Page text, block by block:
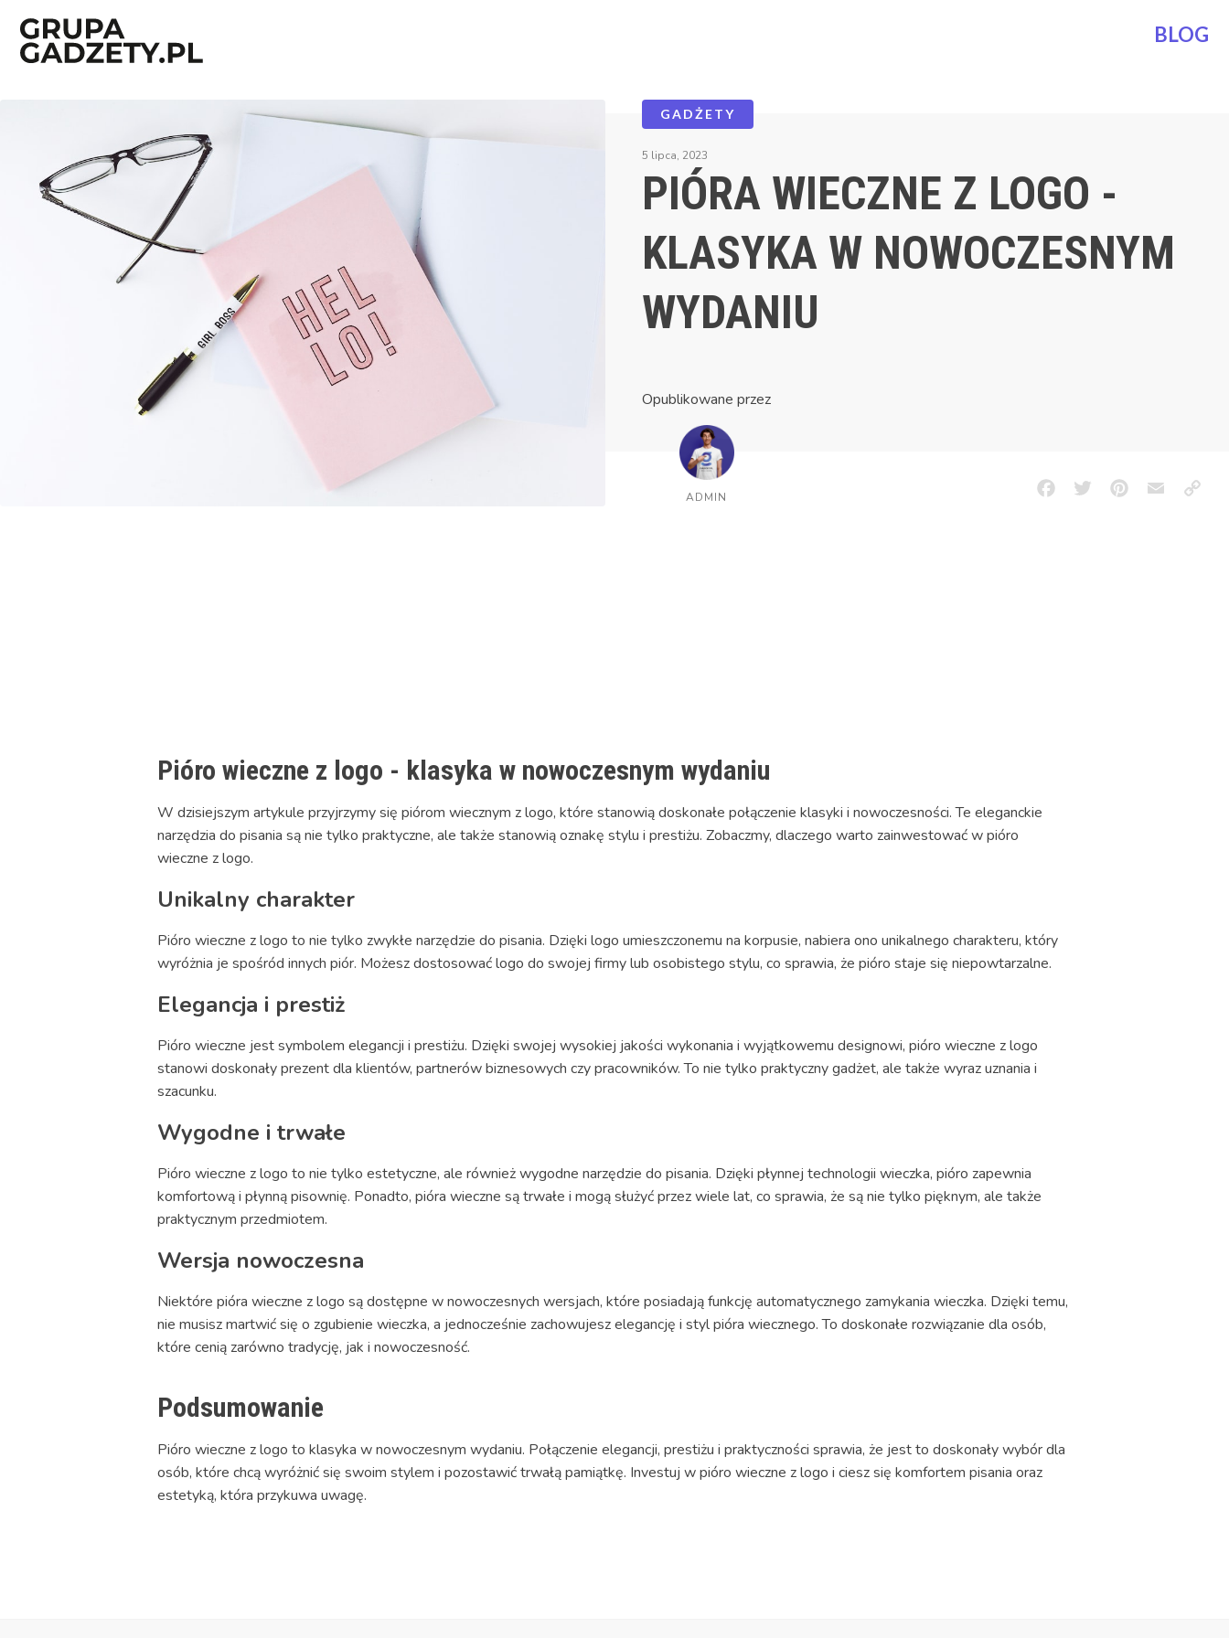
BLOG
GADŻETY
5 lipca, 2023
PIÓRA WIECZNE Z LOGO -
KLASYKA W NOWOCZESNYM
WYDANIU
Opublikowane przez
ADMIN FacebookTwitterPinterestEmailCopy
Pióro wieczne z logo - klasyka w nowoczesnym wydaniu
W dzisiejszym artykule przyjrzymy się piórom wiecznym z logo, które stanowią doskonałe połączenie klasyki i nowoczesności. Te eleganckie
narzędzia do pisania są nie tylko praktyczne, ale także stanowią oznakę stylu i prestiżu. Zobaczmy, dlaczego warto zainwestować w pióro
wieczne z logo.
Unikalny charakter
Pióro wieczne z logo to nie tylko zwykłe narzędzie do pisania. Dzięki logo umieszczonemu na korpusie, nabiera ono unikalnego charakteru, który
wyróżnia je spośród innych piór. Możesz dostosować logo do swojej firmy lub osobistego stylu, co sprawia, że pióro staje się niepowtarzalne.
Elegancja i prestiż
Pióro wieczne jest symbolem elegancji i prestiżu. Dzięki swojej wysokiej jakości wykonania i wyjątkowemu designowi, pióro wieczne z logo
stanowi doskonały prezent dla klientów, partnerów biznesowych czy pracowników. To nie tylko praktyczny gadżet, ale także wyraz uznania i
szacunku.
Wygodne i trwałe
Pióro wieczne z logo to nie tylko estetyczne, ale również wygodne narzędzie do pisania. Dzięki płynnej technologii wieczka, pióro zapewnia
komfortową i płynną pisownię. Ponadto, pióra wieczne są trwałe i mogą służyć przez wiele lat, co sprawia, że są nie tylko pięknym, ale także
praktycznym przedmiotem.
Wersja nowoczesna
Niektóre pióra wieczne z logo są dostępne w nowoczesnych wersjach, które posiadają funkcję automatycznego zamykania wieczka. Dzięki temu,
nie musisz martwić się o zgubienie wieczka, a jednocześnie zachowujesz elegancję i styl pióra wiecznego. To doskonałe rozwiązanie dla osób,
które cenią zarówno tradycję, jak i nowoczesność.
Podsumowanie
Pióro wieczne z logo to klasyka w nowoczesnym wydaniu. Połączenie elegancji, prestiżu i praktyczności sprawia, że jest to doskonały wybór dla
osób, które chcą wyróżnić się swoim stylem i pozostawić trwałą pamiątkę. Investuj w pióro wieczne z logo i ciesz się komfortem pisania oraz
estetyką, która przykuwa uwagę.